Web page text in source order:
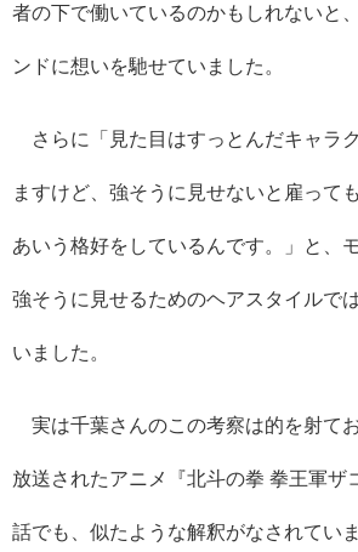
者の下で働いているのかもしれないと
ンドに想いを馳せていました。
さらに「見た目はすっとんだキャラ
ますけど、強そうに見せないと雇って
あいう格好をしているんです。」と、
強そうに見せるためのヘアスタイルで
いました。
実は千葉さんのこの考察は的を射て
放送されたアニメ『北斗の拳 拳王軍ザ
話でも、似たような解釈がなされてい